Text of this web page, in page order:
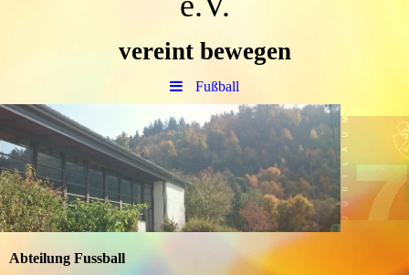
vereint bewegen
Fußball
Abteilung Fussball